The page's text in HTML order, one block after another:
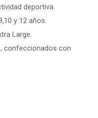
deportiva.
y 12 años.
Large.
confeccionados con